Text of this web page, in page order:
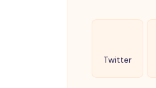
Twitter